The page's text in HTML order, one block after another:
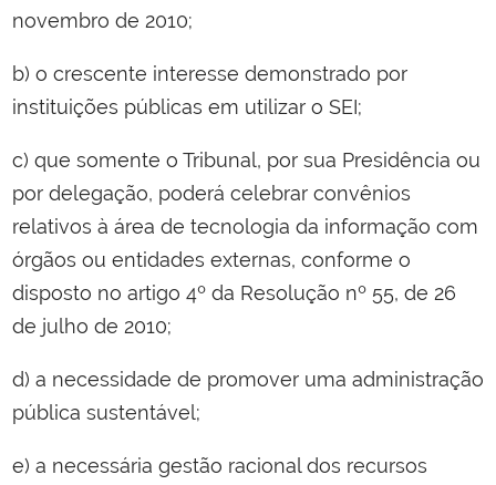
novembro de 2010;
b) o crescente interesse demonstrado por
instituições públicas em utilizar o SEI;
c) que somente o Tribunal, por sua Presidência ou
por delegação, poderá celebrar convênios
relativos à área de tecnologia da informação com
órgãos ou entidades externas, conforme o
disposto no artigo 4º da Resolução nº 55, de 26
de julho de 2010;
d) a necessidade de promover uma administração
pública sustentável;
e) a necessária gestão racional dos recursos